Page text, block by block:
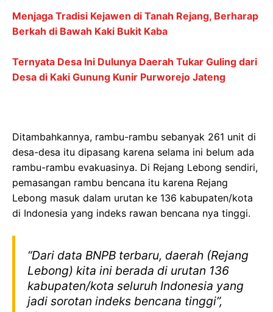
Menjaga Tradisi Kejawen di Tanah Rejang, Berharap
Berkah di Bawah Kaki Bukit Kaba
Ternyata Desa Ini Dulunya Daerah Tukar Guling dari
Desa di Kaki Gunung Kunir Purworejo Jateng
Ditambahkannya, rambu-rambu sebanyak 261 unit di
desa-desa itu dipasang karena selama ini belum ada
rambu-rambu evakuasinya. Di Rejang Lebong sendiri,
pemasangan rambu bencana itu karena Rejang
Lebong masuk dalam urutan ke 136 kabupaten/kota
di Indonesia yang indeks rawan bencana nya tinggi.
“Dari data BNPB terbaru, daerah (Rejang
Lebong) kita ini berada di urutan 136
kabupaten/kota seluruh Indonesia yang
jadi sorotan indeks bencana tinggi”,